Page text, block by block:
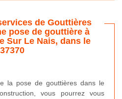
de Gouttières
pose de gouttière à
Sur Le Nais, dans le
37370
la pose de gouttières dans le
vous pourrez vous